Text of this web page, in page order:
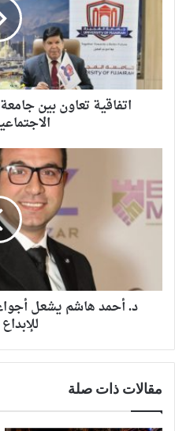
اتفاقية تعاون بين
د. أحمد هاشم يشعل
مقالات ذات صلة